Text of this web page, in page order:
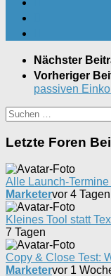
Nächster
Vorheriger
passiven
Suchen
nach:
Letzte Foren
Alle Launch-
Marketervor 4 Tagen
Kleines Tool statt
7 Tagen
Copy & Close Test:
Marketervor 1